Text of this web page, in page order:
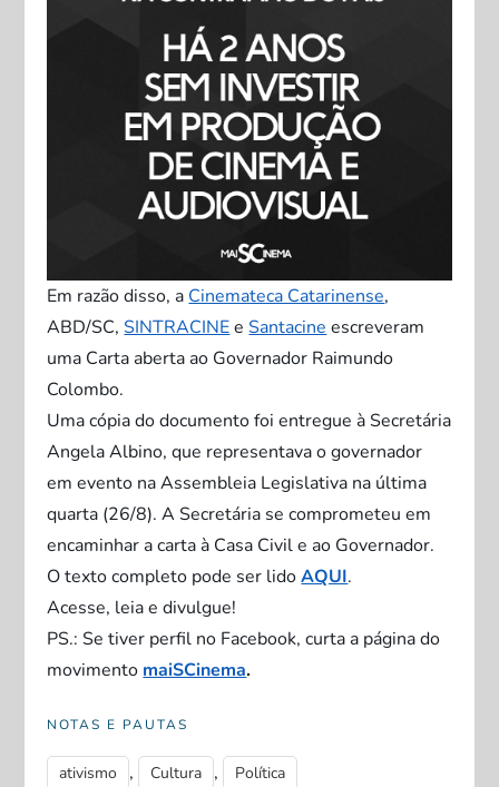
Em razão disso, a Cinemateca Catarinense,
ABD/SC,SINTRACINEeSantacine escreveram
uma Carta aberta ao Governador Raimundo
Colombo.
Uma cópia do documento foi entregue à Secretária
Angela Albino, que representava o governador
em evento na Assembleia Legislativa na última
quarta (26/8). A Secretária se comprometeu em
encaminhar a carta à Casa Civil e ao Governador.
O texto completo pode ser lidoAQUI.
Acesse, leia e divulgue!
PS.: Se tiver perfil no Facebook, curta a página do
movimento maiSCinema.
NOTAS E PAUTAS
ativismo , Cultura , Política